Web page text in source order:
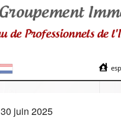
30 juin 2025